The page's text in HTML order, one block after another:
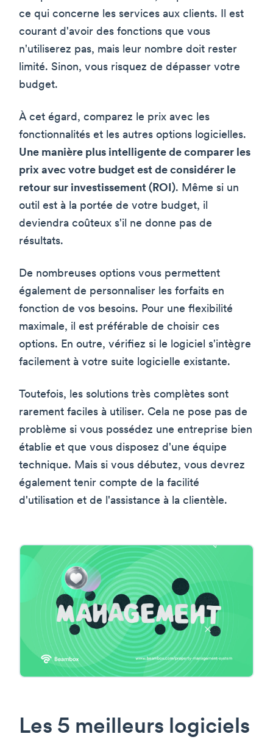
ce qui concerne les services aux clients. Il est
courant d'avoir des fonctions que vous
n'utiliserez pas, mais leur nombre doit rester
limité. Sinon, vous risquez de dépasser votre
budget.
À cet égard, comparez le prix avec les
fonctionnalités et les autres options logicielles.
Une manière plus intelligente de comparer les
prix avec votre budget est de considérer le
retour sur investissement (ROI). Même si un
outil est à la portée de votre budget, il
deviendra coûteux s'il ne donne pas de
résultats.
De nombreuses options vous permettent
également de personnaliser les forfaits en
fonction de vos besoins. Pour une flexibilité
maximale, il est préférable de choisir ces
options. En outre, vérifiez si le logiciel s'intègre
facilement à votre suite logicielle existante.
Toutefois, les solutions très complètes sont
rarement faciles à utiliser. Cela ne pose pas de
problème si vous possédez une entreprise bien
établie et que vous disposez d'une équipe
technique. Mais si vous débutez, vous devrez
également tenir compte de la facilité
d'utilisation et de l'assistance à la clientèle.
Les 5 meilleurs logiciels